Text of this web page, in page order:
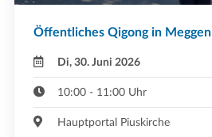
Öffentliches Qigong in Meggen
Di, 30. Juni 2026
10:00 - 11:00 Uhr
Hauptportal Piuskirche